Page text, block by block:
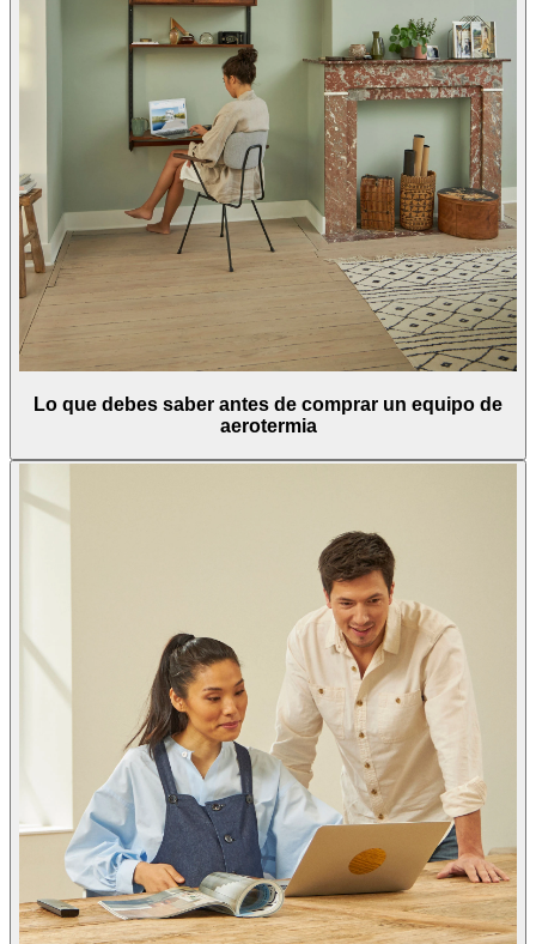
Lo que debes saber antes de comprar un equipo de
aerotermia